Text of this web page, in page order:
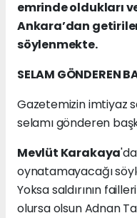
emrinde oldukları
Ankara’dan
söylenmekte.
SELAM GÖNDEREN
Gazetemizin imtiyaz
selamı gönderen
Mevlüt Karakaya
oynatamayacağı
Yoksa saldırının
olursa olsun Adnan